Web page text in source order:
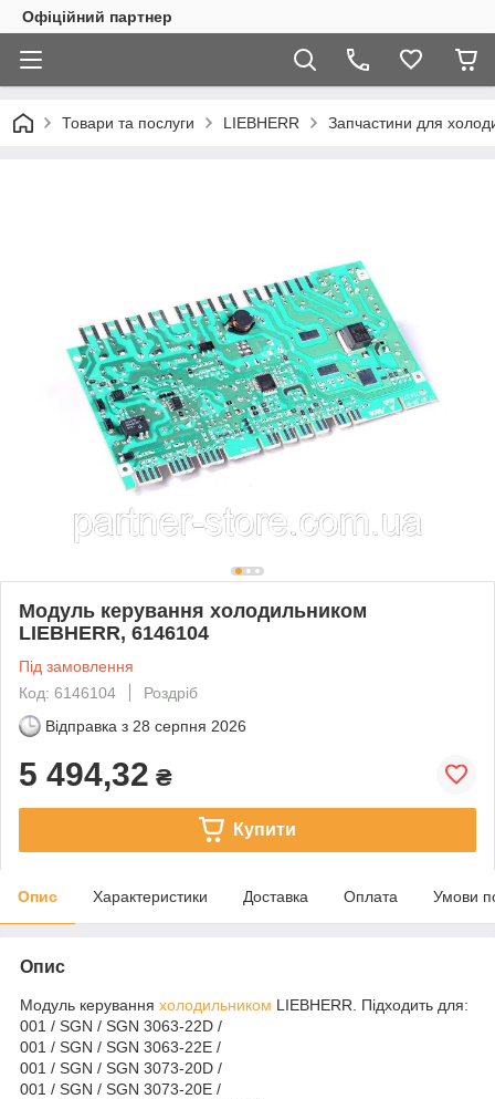
Офіційний партнер
Товари та послуги LIEBHERR Запчастини для
Модуль керування холодильником
LIEBHERR, 6146104
Під замовлення
Код: 6146104
Роздріб
Відправка з 28 серпня 2026
5 494,32 ₴
Купити
Опис Характеристики Доставка Оплата Умови
Опис
Модуль керування холодильником LIEBHERR. Підходить для:
001 / SGN / SGN 3063-22D /
001 / SGN / SGN 3063-22E /
001 / SGN / SGN 3073-20D /
001 / SGN / SGN 3073-20E /